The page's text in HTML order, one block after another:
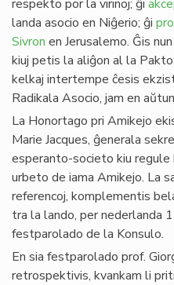
respekto por la virinoj; ĝi
landa asocio en Niĝerio; ĝi
Sivron en Jerusalemo. Ĝis
kiuj petis la aliĝon al la
kelkaj intertempe ĉesis
Radikala Asocio, jam en
La Honortago pri Amikejo
Marie Jacques, ĝenerala
esperanto-societo kiu regule
urbeto de iama Amikejo. La
referencoj, komplementis
tra la lando, per nederlanda
festparolado de la Konsulo.
En sia festparolado prof.
retrospektivis, kvankam li